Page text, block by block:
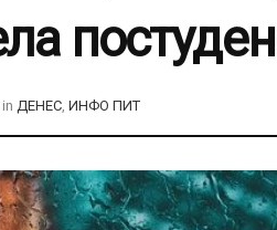
in ДЕНЕС, ИНФО ПИТ